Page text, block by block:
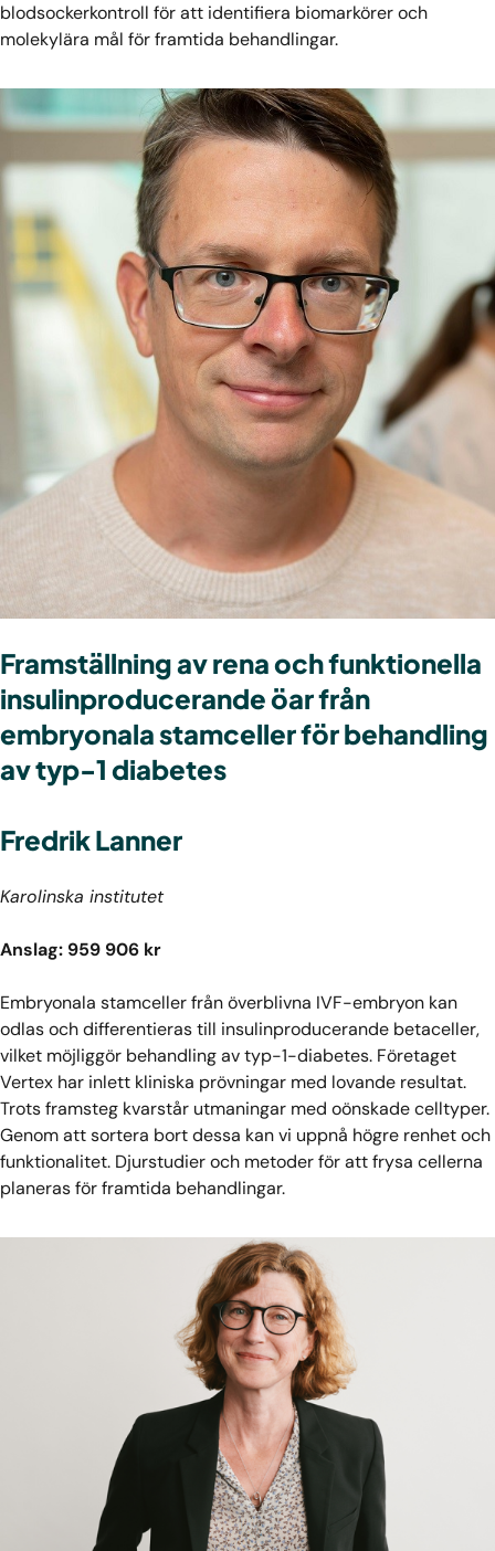
blodsockerkontroll för att identifiera biomarkörer och
molekylära mål för framtida behandlingar.
Framställning av rena och funktionella
insulinproducerande öar från
embryonala stamceller för behandling
av typ-1 diabetes
Fredrik Lanner
Karolinska institutet
Anslag: 959 906 kr
Embryonala stamceller från överblivna IVF-embryon kan
odlas och differentieras till insulinproducerande betaceller,
vilket möjliggör behandling av typ-1-diabetes. Företaget
Vertex har inlett kliniska prövningar med lovande resultat.
Trots framsteg kvarstår utmaningar med oönskade celltyper.
Genom att sortera bort dessa kan vi uppnå högre renhet och
funktionalitet. Djurstudier och metoder för att frysa cellerna
planeras för framtida behandlingar.